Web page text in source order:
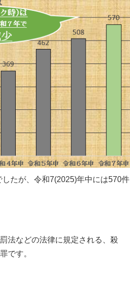
たが、令和7(2025)年中には570件
法などの法律に規定される、殺
です。